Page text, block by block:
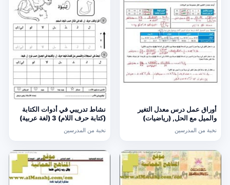
أوراق عمل درس معدل التغير
والميل مع الحل, (رياضيات)
الحادي عشر العام
نخبة من المدرسين
نشاط تدريبي في أدوات الكتابة
(كتابة حرف اللام) 3 (لغة عربية)
نخبة من المدرسين